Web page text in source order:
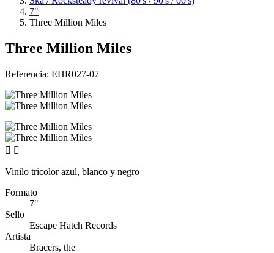
7"
Three Million Miles
Three Million Miles
Referencia: EHR027-07
 
Vinilo tricolor azul, blanco y negro
Formato
7"
Sello
Escape Hatch Records
Artista
Bracers, the